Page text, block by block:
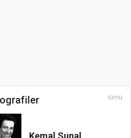
tümü
Kemal Sunal